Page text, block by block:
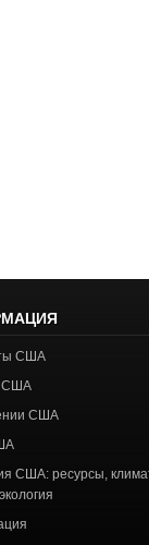
США
США
США
США: ресурсы,